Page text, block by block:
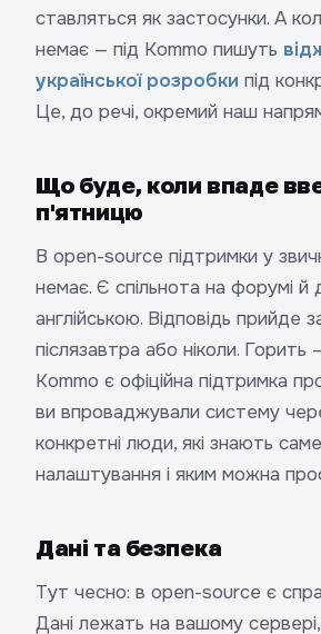
ставляться як застосунки. А
немає — під Kommo пишуть
української розробки під
Це, до речі, окремий наш
Що буде, коли впаде
п'ятницю
В open-source підтримки у
немає. Є спільнота на форумі й
англійською. Відповідь прийде
післязавтра або ніколи. Горить
Kommo є офіційна підтримка
ви впроваджували систему
конкретні люди, які знають
налаштування і яким можна
Дані та безпека
Тут чесно: в open-source є
Дані лежать на вашому